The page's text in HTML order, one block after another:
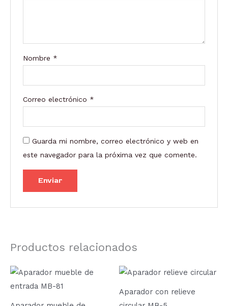
Nombre *
Correo electrónico *
Guarda mi nombre, correo electrónico y web en
este navegador para la próxima vez que comente.
Productos relacionados
Rango
907,50 €
Aparador con relieve